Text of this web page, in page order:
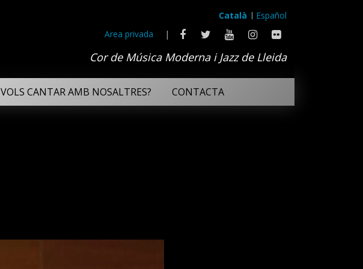
Català
Español
Area privada
|
Cor de Música Moderna i Jazz de Lleida
VOLS CANTAR AMB NOSALTRES? CONTACTA